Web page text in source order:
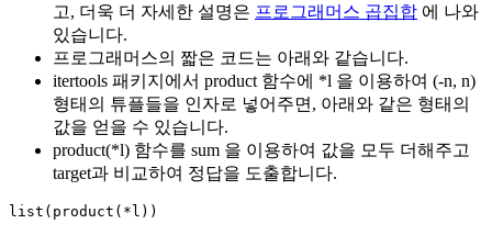
고, 더욱 더 자세한 설명은 프로그래머스 곱집합 에 나와
있습니다.
프로그래머스의 짧은 코드는 아래와 같습니다.
itertools 패키지에서 product 함수에 *l 을 이용하여 (-n, n)
형태의 튜플들을 인자로 넣어주면, 아래와 같은 형태의
값을 얻을 수 있습니다.
product(*l) 함수를 sum 을 이용하여 값을 모두 더해주고
target과 비교하여 정답을 도출합니다.
list ( product ( * l ))